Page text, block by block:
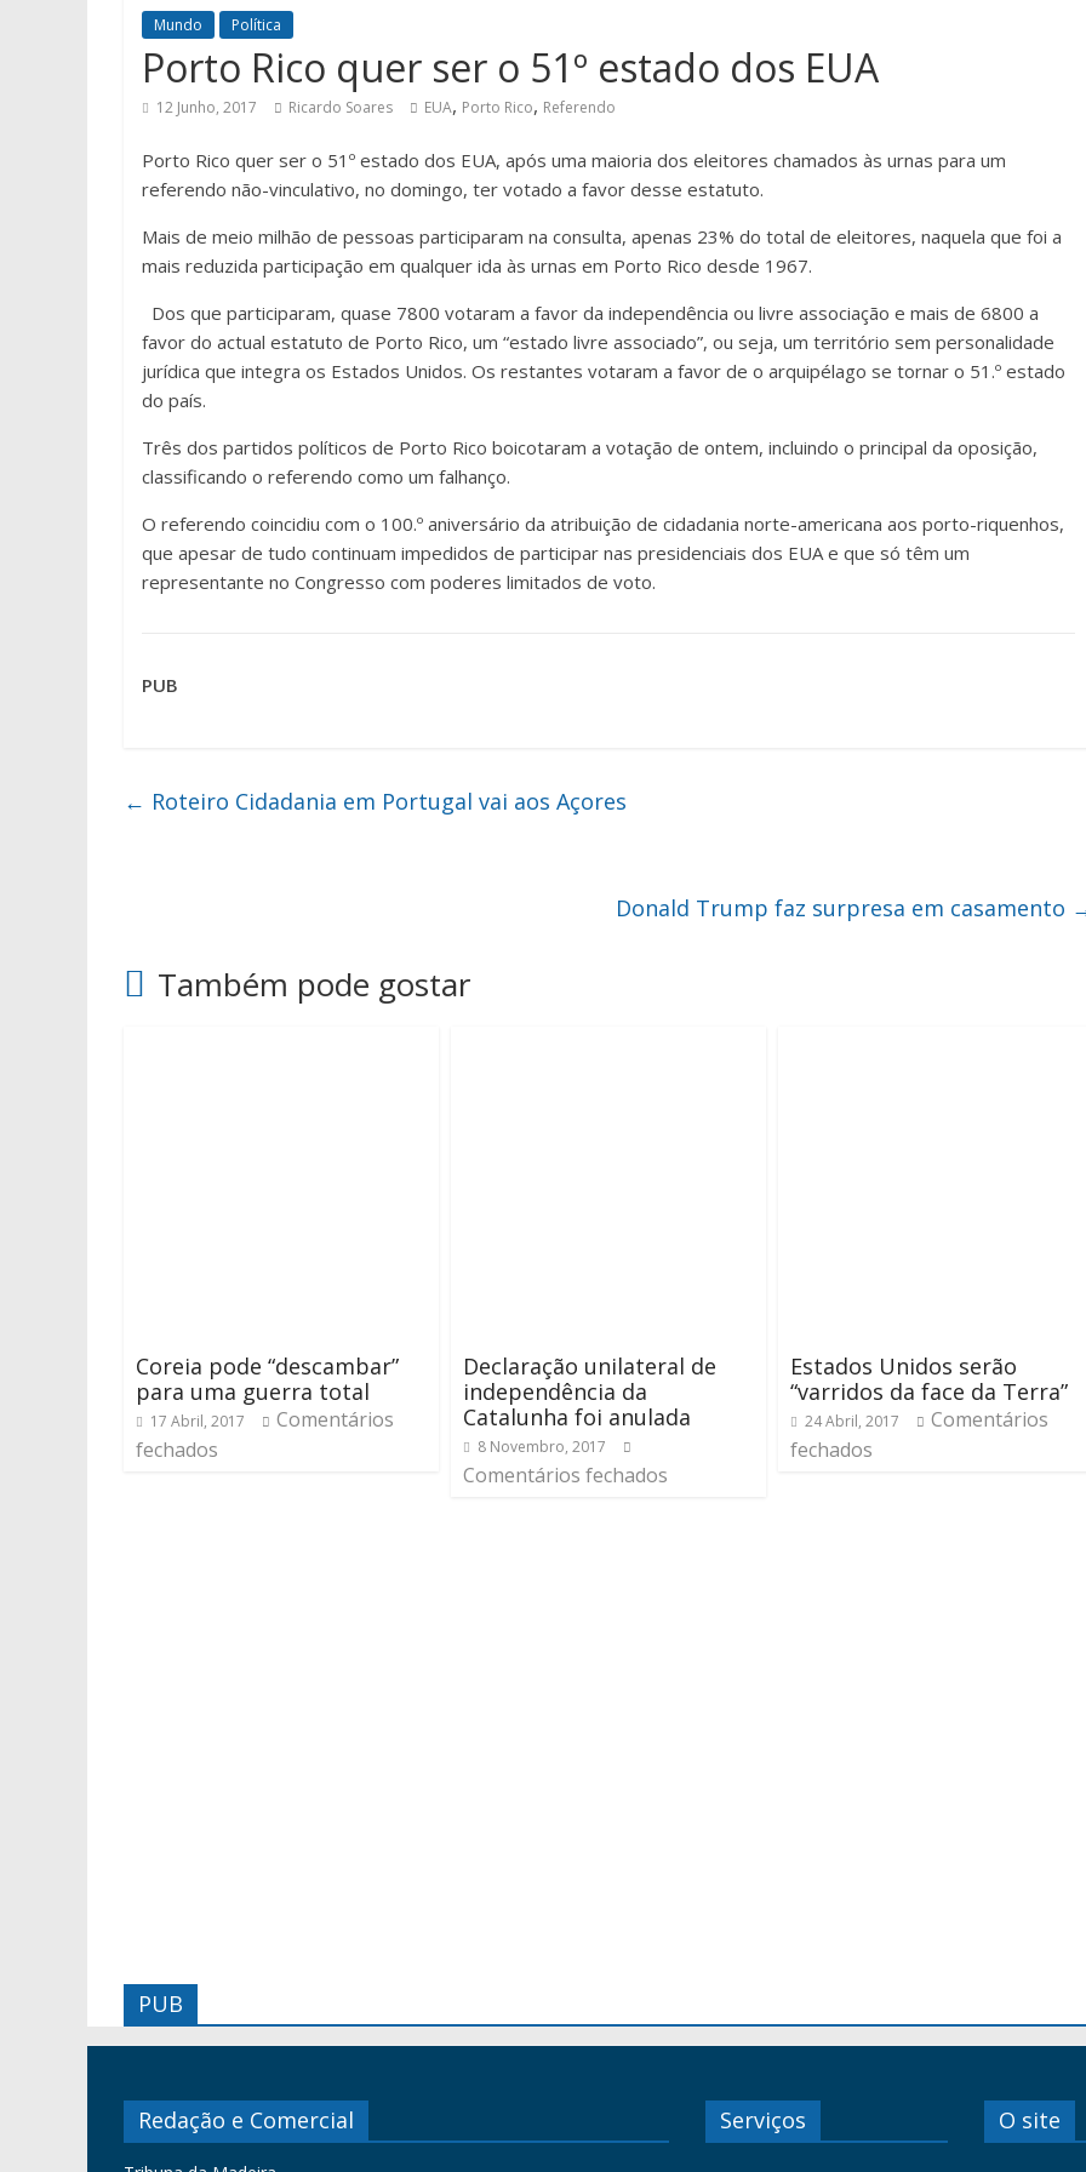
Mundo Política
Porto Rico quer ser o 51º estado dos EUA
12 Junho, 2017 Ricardo Soares EUA, Porto Rico, Referendo
Porto Rico quer ser o 51º estado dos EUA, após uma maioria dos eleitores chamados às urnas para um
referendo não-vinculativo, no domingo, ter votado a favor desse estatuto.
Mais de meio milhão de pessoas participaram na consulta, apenas 23% do total de eleitores, naquela que foi a
mais reduzida participação em qualquer ida às urnas em Porto Rico desde 1967.
Dos que participaram, quase 7800 votaram a favor da independência ou livre associação e mais de 6800 a
favor do actual estatuto de Porto Rico, um “estado livre associado”, ou seja, um território sem personalidade
jurídica que integra os Estados Unidos. Os restantes votaram a favor de o arquipélago se tornar o 51.º estado
do país.
Três dos partidos políticos de Porto Rico boicotaram a votação de ontem, incluindo o principal da oposição,
classificando o referendo como um falhanço.
O referendo coincidiu com o 100.º aniversário da atribuição de cidadania norte-americana aos porto-riquenhos,
que apesar de tudo continuam impedidos de participar nas presidenciais dos EUA e que só têm um
representante no Congresso com poderes limitados de voto.
PUB
← Roteiro Cidadania em Portugal vai aos Açores
Donald Trump faz surpresa em casamento
Também pode gostar
Coreia pode “descambar”
para uma guerra total
17 Abril, 2017
Comentários
fechados
Declaração unilateral de
independência da
Catalunha foi anulada
8 Novembro, 2017
Comentários fechados
Estados Unidos serão
“varridos da face da Terra”
24 Abril, 2017
Comentários
fechados
PUB
Redação e Comercial Serviços O site